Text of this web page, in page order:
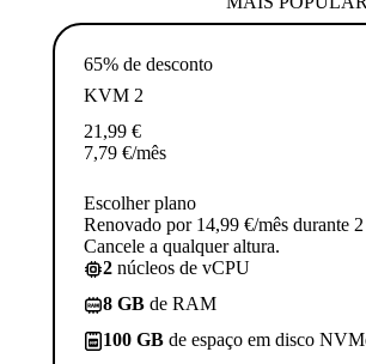
65% de desconto
KVM 2
21,99 €
7,79 €/mês
Escolher plano
Renovado por 14,99 €/mês durante 2
Cancele a qualquer altura.
2 núcleos de vCPU
8 GB de RAM
100 GB de espaço em disco